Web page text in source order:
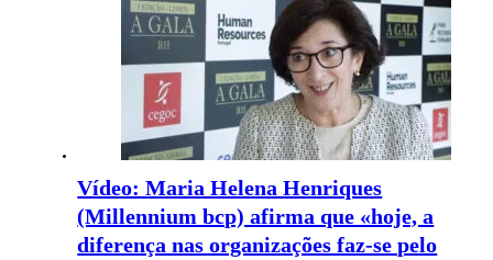
Vídeo: Maria Helena Henriques
(Millennium bcp) afirma que «hoje, a
diferença nas organizações faz-se pelo